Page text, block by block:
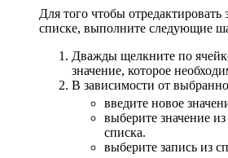
Для того чтобы отредактировать
списке, выполните следующие
Дважды щелкните по
значение, которое
В зависимости от
введите новое
выберите значение
списка.
выберите запись из